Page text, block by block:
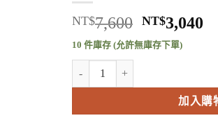
NT$7,600 原
始
價
NT$7,600
NT$3,040
10 件庫存 (允許無庫存下單)
加入購